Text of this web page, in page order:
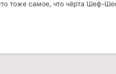
тоже самое, что чёрта Шеф-